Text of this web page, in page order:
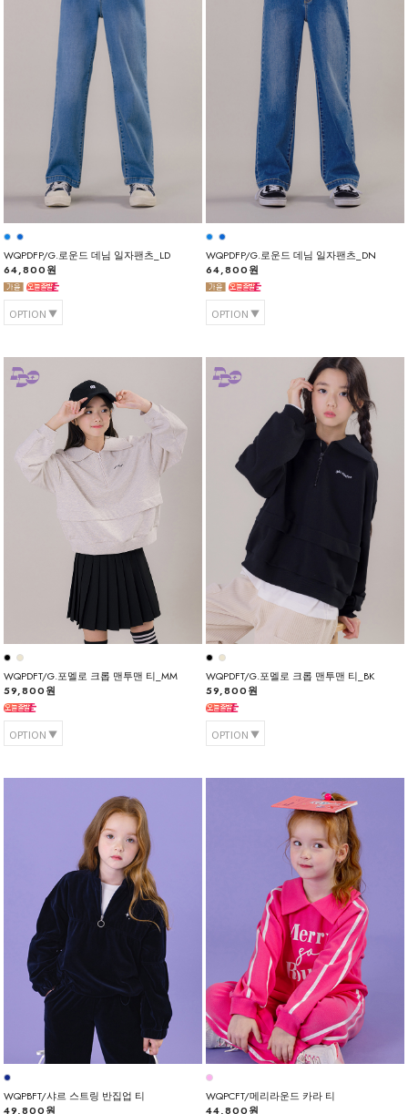
WQPDFP/G.로운드 데님 일자팬츠_LD
64,800원
OPTION
WQPDFP/G.로운드 데님 일자팬츠_DN
64,800원
OPTION
WQPDFT/G.포멜로 크롭 맨투맨 티_MM
59,800원
OPTION
WQPDFT/G.포멜로 크롭 맨투맨 티_BK
59,800원
OPTION
WQPBFT/샤르 스트링 반집업 티
49,800원
WQPCFT/메리라운드 카라 티
44,800원